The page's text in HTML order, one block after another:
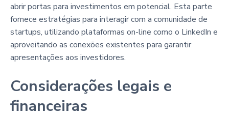
abrir portas para investimentos em potencial. Esta parte
fornece estratégias para interagir com a comunidade de
startups, utilizando plataformas on-line como o LinkedIn e
aproveitando as conexões existentes para garantir
apresentações aos investidores.
Considerações legais e
financeiras